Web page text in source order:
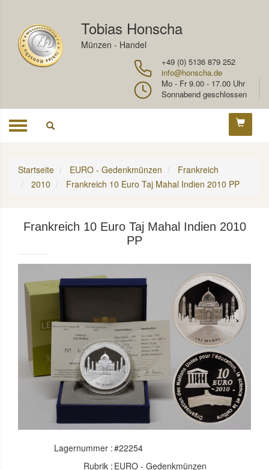
Tobias Honscha
Münzen - Handel
+49 (0) 5136 879 252
info@honscha.de
Mo - Fr 9.00 - 17.00 Uhr
Sonnabend geschlossen
Toggle
Startseite EURO - Gedenkmünzen
Frankreich
2010
Frankreich 10 Euro Taj Mahal Indien 2010 PP
Frankreich 10 Euro Taj Mahal Indien 2010
PP
Lagernummer :#22254
Rubrik : EURO - Gedenkmünzen